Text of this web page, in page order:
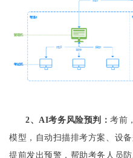
2、AI考务风险预判：考前
模型，自动扫描排考方案、设
提前发出预警，帮助考务人员